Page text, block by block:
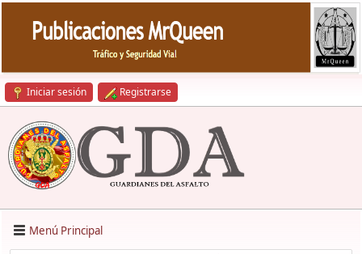
Iniciar sesión Registrarse
Menú Principal